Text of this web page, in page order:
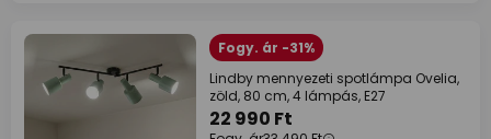
Fogy. ár -31%
Lindby mennyezeti spotlámpa Ovelia,
zöld, 80 cm, 4 lámpás, E27
22 990 Ft